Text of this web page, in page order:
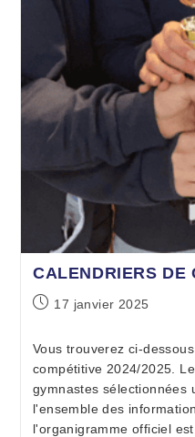
CALENDRIERS DE
17 janvier 2025
Vous trouverez ci-
compétitive 2024/2025.
gymnastes sélectionnées
l'ensemble des
l'organigramme officiel